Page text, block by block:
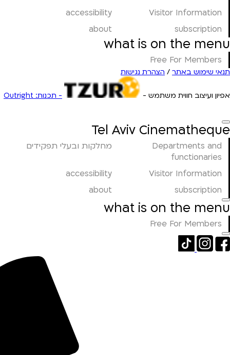
Visitor Information
accessibility
subscription
about
what is on the menu
Free For Members
תנאי שימוש באתר / הצהרת נגישות
אפיון ועיצוב חווית משתמש - - תכנות: Outright
Tel Aviv Cinematheque
Departments and
functionaries
מחלקות ובעלי תפקידים
Visitor Information
accessibility
subscription
about
what is on the menu
Free For Members